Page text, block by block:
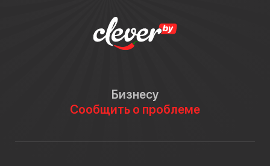
Бизнесу
Сообщить о проблеме